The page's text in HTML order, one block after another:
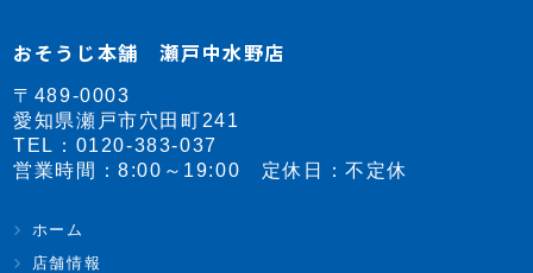
おそうじ本舗 瀬戸中水野店
〒489-0003
愛知県瀬戸市穴田町241
TEL： 0120-383-037
営業時間：8:00～19:00 定休日：不定休
ホーム
店舗情報